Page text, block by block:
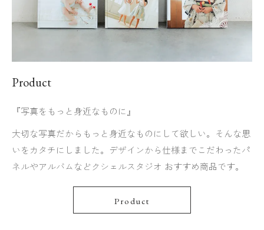
Product
『写真をもっと身近なものに』
大切な写真だからもっと身近なものにして欲しい。そんな思
いをカタチにしました。デザインから仕様までこだわったパ
ネルやアルバムなどクシェルスタジオ おすすめ商品です。
Product